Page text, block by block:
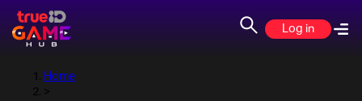
Log in
Home
>